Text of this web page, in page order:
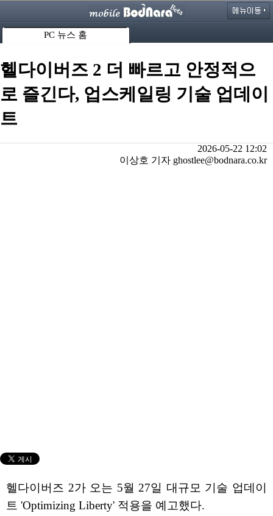
PC 뉴스 홈
헬다이버즈 2 더 빠르고 안정적으
로 즐긴다, 업스케일링 기술 업데이
트
2026-05-22 12:02
이상호 기자 ghostlee@bodnara.co.kr
헬다이버즈 2가 오는 5월 27일 대규모 기술 업데이
트 'Optimizing Liberty' 적용을 예고했다.